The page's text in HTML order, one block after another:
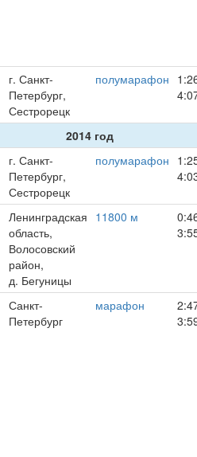
г. Санкт-
Петербург,
Сестрорецк
полумарафон
2014 год
г. Санкт-
Петербург,
Сестрорецк
полумарафон
Ленинградская
область,
Волосовский
район,
д. Бегуницы
11800 м
Санкт-
Петербург
марафон